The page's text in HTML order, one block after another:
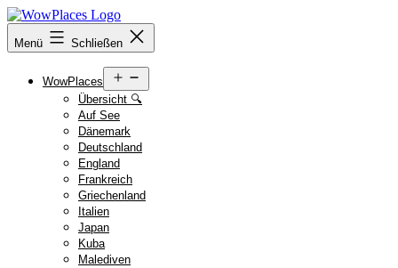
Zum
Inhalt
springen
Reiseblog
WowPlaces.de
Menü Schließen
WowPlaces
öffnen
Übersicht 🔍
Auf See
Dänemark
Deutschland
England
Frankreich
Griechenland
Italien
Japan
Kuba
Malediven